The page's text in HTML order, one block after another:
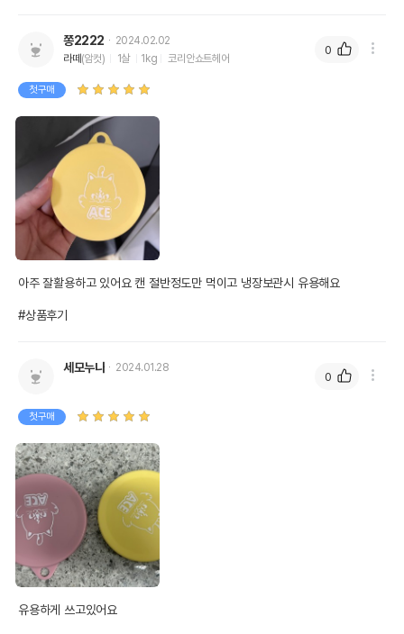
쫑2222
2024.02.02
라떼 (암컷) 1살 1kg 코리안쇼트헤어
첫구매
아주 잘활용하고 있어요 캔 절반정도만 먹이고 냉장보관시 유용해요
#상품후기
0
세모누나 2024.01.28
첫구매
유용하게 쓰고있어요
0